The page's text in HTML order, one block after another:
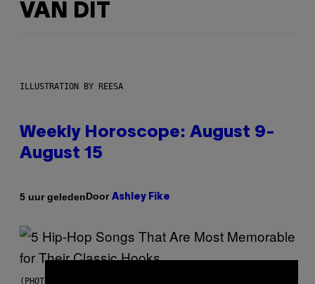
VAN DIT
ILLUSTRATION BY REESA
Weekly Horoscope: August 9-
August 15
5 uur geledenDoor Ashley Fike
(PHOTO BY STEVE GRANITZ/WIREIMAGE)